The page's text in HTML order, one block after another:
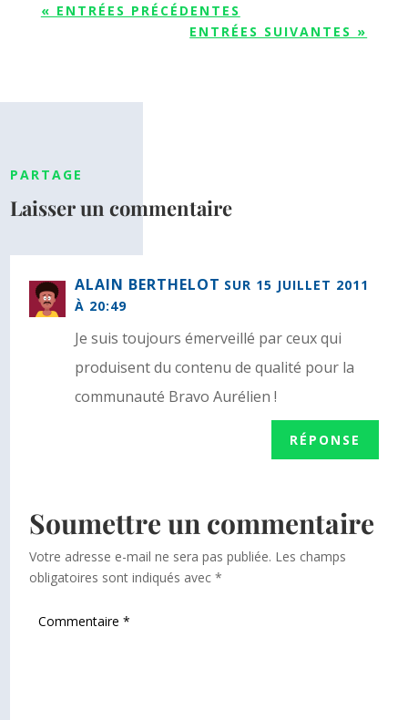
« ENTRÉES PRÉCÉDENTES
ENTRÉES SUIVANTES »
PARTAGE
Laisser un commentaire
ALAIN BERTHELOT SUR 15 JUILLET 2011
À 20:49
Je suis toujours émerveillé par ceux qui
produisent du contenu de qualité pour la
communauté Bravo Aurélien !
RÉPONSE
Soumettre un commentaire
Votre adresse e-mail ne sera pas publiée. Les champs
obligatoires sont indiqués avec*